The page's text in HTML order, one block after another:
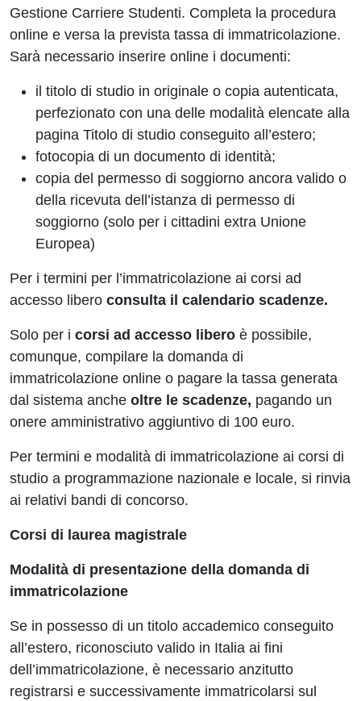
Gestione Carriere Studenti. Completa la procedura
online e versa la prevista tassa di immatricolazione.
Sarà necessario inserire online i documenti:
il titolo di studio in originale o copia autenticata,
perfezionato con una delle modalità elencate alla
pagina Titolo di studio conseguito all’estero;
fotocopia di un documento di identità;
copia del permesso di soggiorno ancora valido o
della ricevuta dell’istanza di permesso di
soggiorno (solo per i cittadini extra Unione
Europea)
Per i termini per l’immatricolazione ai corsi ad
accesso libero consulta il calendario scadenze.
Solo per i corsi ad accesso libero è possibile,
comunque, compilare la domanda di
immatricolazione online o pagare la tassa generata
dal sistema anche oltre le scadenze, pagando un
onere amministrativo aggiuntivo di 100 euro.
Per termini e modalità di immatricolazione ai corsi di
studio a programmazione nazionale e locale, si rinvia
ai relativi bandi di concorso.
Corsi di laurea magistrale
Modalità di presentazione della domanda di
immatricolazione
Se in possesso di un titolo accademico conseguito
all’estero, riconosciuto valido in Italia ai fini
dell’immatricolazione, è necessario anzitutto
registrarsi e successivamente immatricolarsi sul